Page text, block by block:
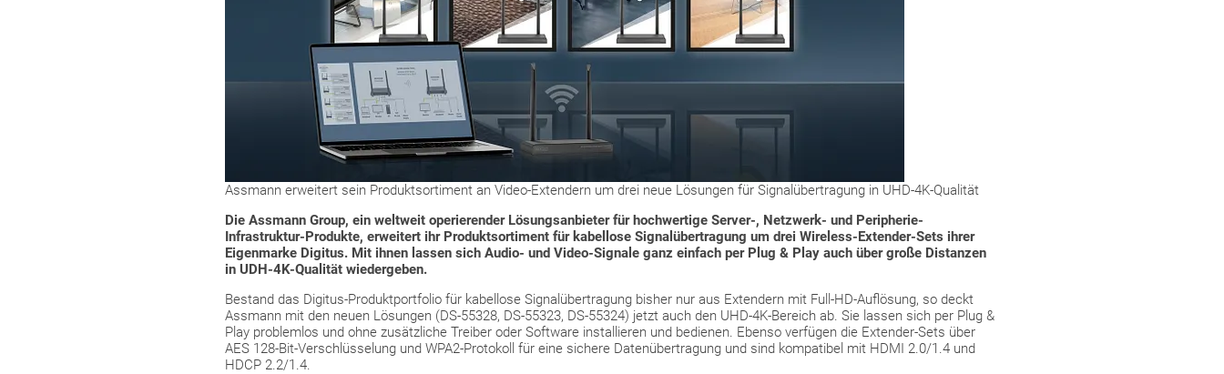
Assmann erweitert sein Produktsortiment an Video-Extendern um drei neue Lösungen für Signalübertragung in UHD-4K-Qualität
Die Assmann Group, ein weltweit operierender Lösungsanbieter für hochwertige Server-, Netzwerk- und Peripherie-
Infrastruktur-Produkte, erweitert ihr Produktsortiment für kabellose Signalübertragung um drei Wireless-Extender-Sets ihrer
Eigenmarke Digitus. Mit ihnen lassen sich Audio- und Video-Signale ganz einfach per Plug & Play auch über große Distanzen
in UDH-4K-Qualität wiedergeben.
Bestand das Digitus-Produktportfolio für kabellose Signalübertragung bisher nur aus Extendern mit Full-HD-Auflösung, so deckt
Assmann mit den neuen Lösungen (DS-55328, DS-55323, DS-55324) jetzt auch den UHD-4K-Bereich ab. Sie lassen sich per Plug &
Play problemlos und ohne zusätzliche Treiber oder Software installieren und bedienen. Ebenso verfügen die Extender-Sets über
AES 128-Bit-Verschlüsselung und WPA2-Protokoll für eine sichere Datenübertragung und sind kompatibel mit HDMI 2.0/1.4 und
HDCP 2.2/1.4.